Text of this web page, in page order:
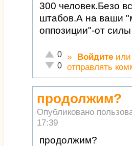
300 человек.Безо
штабов.А на ваши
оппозиции"-от
Отлично!
0
Неадекватно!
0
» Войдите
отправлять
продолжим?
Опубликовано
17:39
продолжим?